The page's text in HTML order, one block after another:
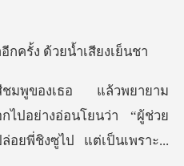
กครั้ง
ไปอย่างอ่อนโยนว่า “ผู้ช่วย